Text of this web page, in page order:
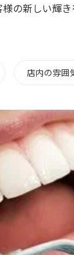
の新しい輝
店内の雰囲